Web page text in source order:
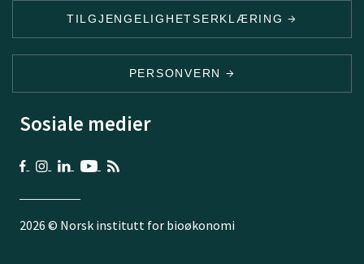
TILGJENGELIGHETSERKLÆRING
PERSONVERN
Sosiale medier
2026 © Norsk institutt for bioøkonomi